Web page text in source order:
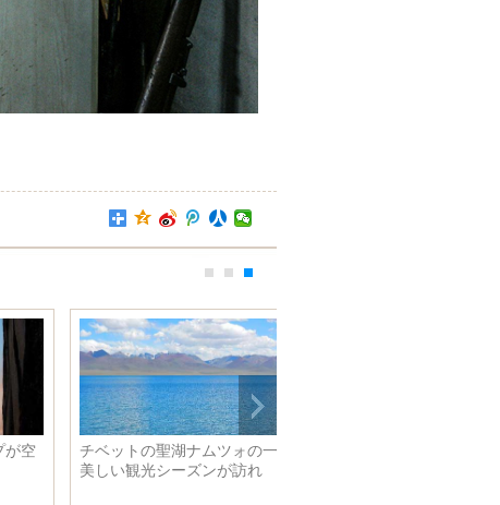
女優楊紫の新たな写真 大人の
女性へ